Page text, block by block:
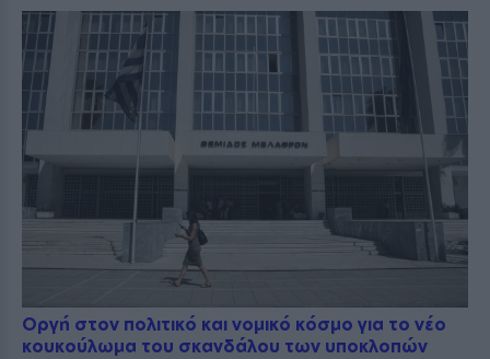
Οργή στον πολιτικό και νομικό κόσμο για το νέο
κουκούλωμα του σκανδάλου των υποκλοπών